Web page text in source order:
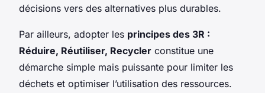
décisions vers des alternatives plus durables.
Par ailleurs, adopter les principes des 3R :
Réduire, Réutiliser, Recycler constitue une
démarche simple mais puissante pour limiter les
déchets et optimiser l’utilisation des ressources.